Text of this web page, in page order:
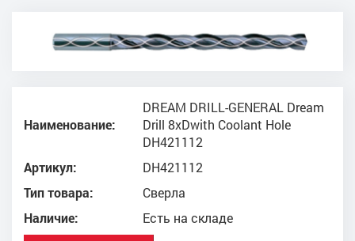
Наименование:
DREAM DRILL-GENERAL Dream
Drill 8xDwith Coolant Hole
DH421112
Артикул:
DH421112
Тип товара:
Сверла
Наличие:
Есть на складе